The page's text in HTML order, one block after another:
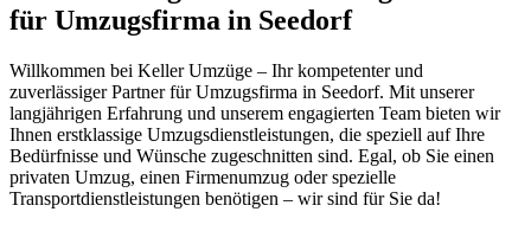
für Umzugsfirma in Seedorf
Willkommen bei Keller Umzüge – Ihr kompetenter und
zuverlässiger Partner für Umzugsfirma in Seedorf. Mit unserer
langjährigen Erfahrung und unserem engagierten Team bieten wir
Ihnen erstklassige Umzugsdienstleistungen, die speziell auf Ihre
Bedürfnisse und Wünsche zugeschnitten sind. Egal, ob Sie einen
privaten Umzug, einen Firmenumzug oder spezielle
Transportdienstleistungen benötigen – wir sind für Sie da!